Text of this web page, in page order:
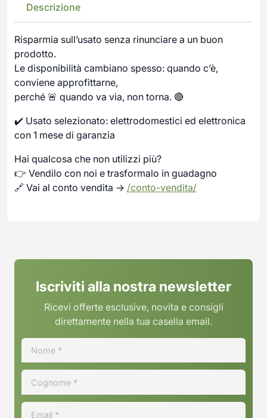
Descrizione
Risparmia sull’usato senza rinunciare a un buon
prodotto.
Le disponibilità cambiano spesso: quando c’è,
conviene approfittarne,
perché 🚨 quando va via, non torna. 🔴
✔️ Usato selezionato: elettrodomestici ed elettronica
con 1 mese di garanzia
Hai qualcosa che non utilizzi più?
👉 Vendilo con noi e trasformalo in guadagno
🔗 Vai al conto vendita → /conto-vendita/
Iscriviti alla nostra newsletter
Ricevi offerte esclusive, novita e consigli
direttamente nella tua casella email.